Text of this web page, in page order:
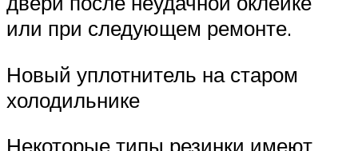
или при следующем ремонте.
Новый уплотнитель на старом
холодильнике
Некоторые типы резинки имеют